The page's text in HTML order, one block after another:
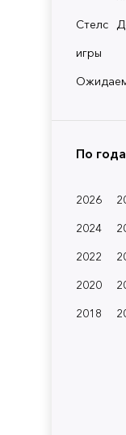
Стелс
игры
По
2026
2024
2022
2020
2018